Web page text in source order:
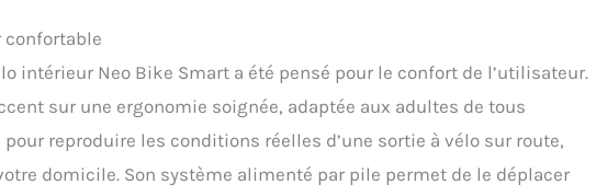
confortable
intérieur Neo Bike Smart a été pensé pour le confort de l’utilisateur.
sur une ergonomie soignée, adaptée aux adultes de tous
reproduire les conditions réelles d’une sortie à vélo sur route,
domicile. Son système alimenté par pile permet de le déplacer